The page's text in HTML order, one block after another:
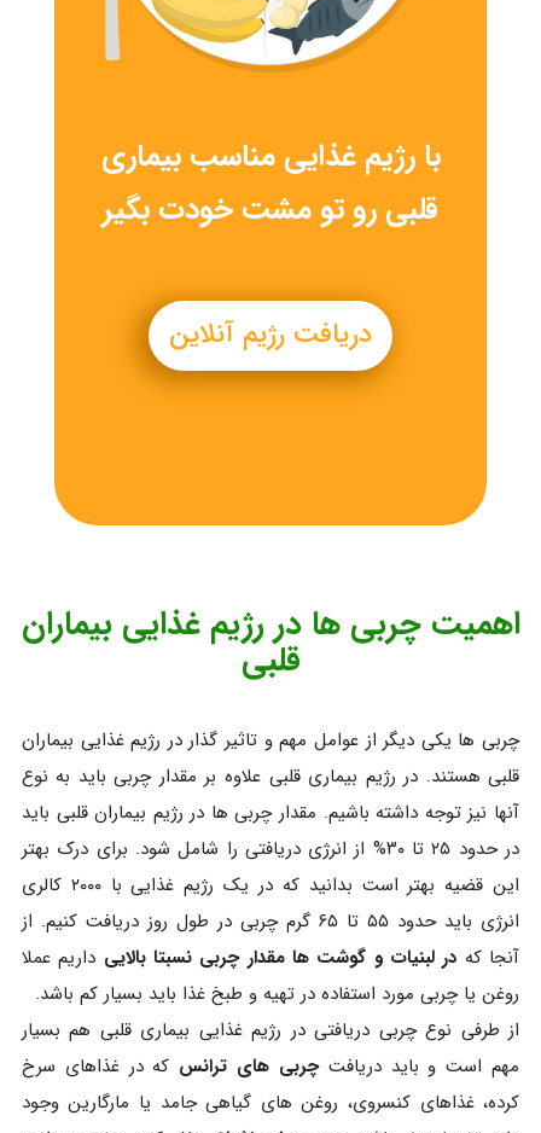
با رژیم غذایی مناسب بیماری
قلبی رو تو مشت خودت بگیر
دریافت رژیم آنلاین
اهمیت چربی ها در رژیم غذایی بیماران
قلبی
چربی ها یکی دیگر از عوامل مهم و تاثیر گذار در رژیم غذایی بیماران
قلبی هستند. در رژیم بیماری قلبی علاوه بر مقدار چربی باید به نوع
آنها نیز توجه داشته باشیم. مقدار چربی ها در رژیم بیماران قلبی باید
در حدود ۲۵ تا ۳۰% از انرژی دریافتی را شامل شود. برای درک بهتر
این قضیه بهتر است بدانید که در یک رژیم غذایی با ۲۰۰۰ کالری
انرژی باید حدود ۵۵ تا ۶۵ گرم چربی در طول روز دریافت کنیم. از
آنجا که در لبنیات و گوشت ها مقدار چربی نسبتا بالایی داریم عملا
روغن یا چربی مورد استفاده در تهیه و طبخ غذا باید بسیار کم باشد.
از طرفی نوع چربی دریافتی در رژیم غذایی بیماری قلبی هم بسیار
مهم است و باید دریافت چربی های ترانس که در غذاهای سرخ
کرده، غذاهای کنسروی، روغن های گیاهی جامد یا مارگارین وجود